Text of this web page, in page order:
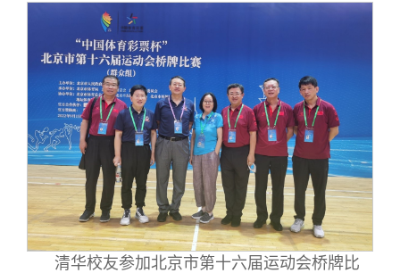
清华校友参加北京市第十六届运动会桥牌比